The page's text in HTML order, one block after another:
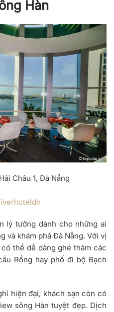
Hàn
Châu 1, Đà Nẵng
lý tưởng dành cho những ai
và khám phá Đà Nẵng. Với vị
thể dễ dàng ghé thăm các
Rồng hay phố đi bộ Bạch
hiện đại, khách sạn còn có
sông Hàn tuyệt đẹp. Dịch